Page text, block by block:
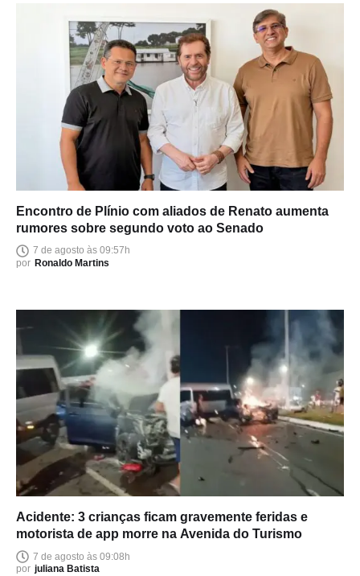
Encontro de Plínio com aliados de Renato aumenta
rumores sobre segundo voto ao Senado
7 de agosto às 09:57h
por Ronaldo Martins
Acidente: 3 crianças ficam gravemente feridas e
motorista de app morre na Avenida do Turismo
7 de agosto às 09:08h
por juliana Batista